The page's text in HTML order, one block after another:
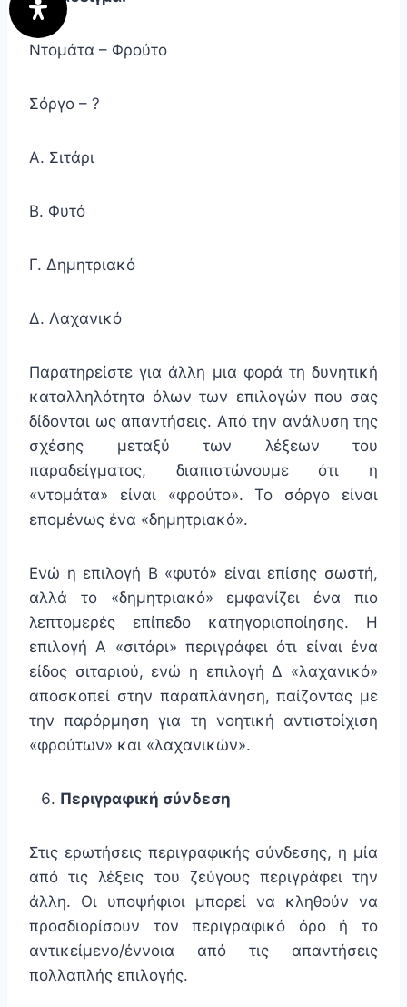
Ντομάτα – Φρούτο
Σόργο – ?
Α. Σιτάρι
Β. Φυτό
Γ. Δημητριακό
Δ. Λαχανικό
Παρατηρείστε για άλλη μια φορά τη δυνητική
καταλληλότητα όλων των επιλογών που σας
δίδονται ως απαντήσεις. Από την ανάλυση της
σχέσης μεταξύ των λέξεων του
παραδείγματος, διαπιστώνουμε ότι η
«ντομάτα» είναι «φρούτο». Το σόργο είναι
επομένως ένα «δημητριακό».
Ενώ η επιλογή Β «φυτό» είναι επίσης σωστή,
αλλά το «δημητριακό» εμφανίζει ένα πιο
λεπτομερές επίπεδο κατηγοριοποίησης. Η
επιλογή Α «σιτάρι» περιγράφει ότι είναι ένα
είδος σιταριού, ενώ η επιλογή Δ «λαχανικό»
αποσκοπεί στην παραπλάνηση, παίζοντας με
την παρόρμηση για τη νοητική αντιστοίχιση
«φρούτων» και «λαχανικών».
Περιγραφική σύνδεση
Στις ερωτήσεις περιγραφικής σύνδεσης, η μία
από τις λέξεις του ζεύγους περιγράφει την
άλλη. Οι υποψήφιοι μπορεί να κληθούν να
προσδιορίσουν τον περιγραφικό όρο ή το
αντικείμενο/έννοια από τις απαντήσεις
πολλαπλής επιλογής.